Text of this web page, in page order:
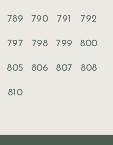
789 790 791 792
797 798 799 800
805 806 807 808
810